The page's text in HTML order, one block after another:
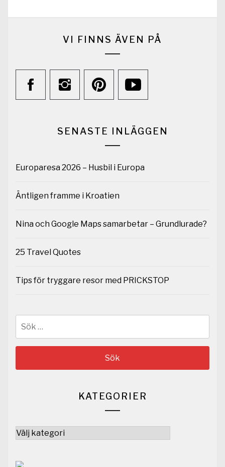
VI FINNS ÄVEN PÅ
SENASTE INLÄGGEN
Europaresa 2026 – Husbil i Europa
Äntligen framme i Kroatien
Nina och Google Maps samarbetar – Grundlurade?
25 Travel Quotes
Tips för tryggare resor med PRICKSTOP
KATEGORIER
Kategorier